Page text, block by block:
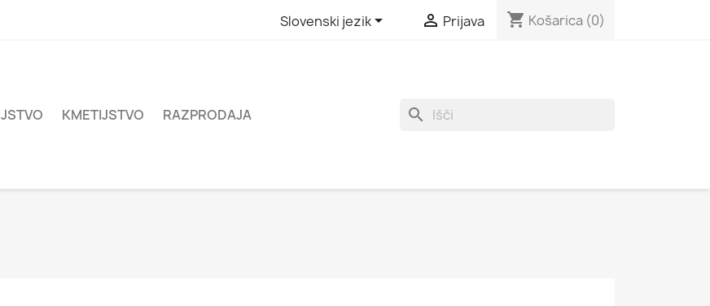
Slovenski jezik  Prijava shopping_cart Košarica (0)
KMETIJSTVO RAZPRODAJA search